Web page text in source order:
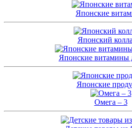
Японские
Японский
Японские витамины
Японские
Омега – 3